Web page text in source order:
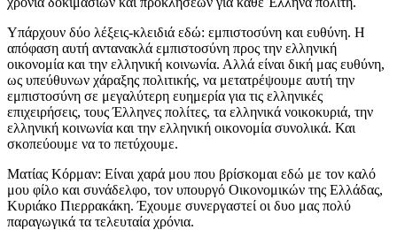
Υπάρχουν δύο λέξεις-κλειδιά εδώ: εμπιστοσύνη και ευθύνη. Η
απόφαση αυτή αντανακλά εμπιστοσύνη προς την ελληνική
οικονομία και την ελληνική κοινωνία. Αλλά είναι δική μας ευθύνη,
ως υπεύθυνων χάραξης πολιτικής, να μετατρέψουμε αυτή την
εμπιστοσύνη σε μεγαλύτερη ευημερία για τις ελληνικές
επιχειρήσεις, τους Έλληνες πολίτες, τα ελληνικά νοικοκυριά, την
ελληνική κοινωνία και την ελληνική οικονομία συνολικά. Και
σκοπεύουμε να το πετύχουμε.
Ματίας Κόρμαν: Είναι χαρά μου που βρίσκομαι εδώ με τον καλό
μου φίλο και συνάδελφο, τον υπουργό Οικονομικών της Ελλάδας,
Κυριάκο Πιερρακάκη. Έχουμε συνεργαστεί οι δυο μας πολύ
παραγωγικά τα τελευταία χρόνια.